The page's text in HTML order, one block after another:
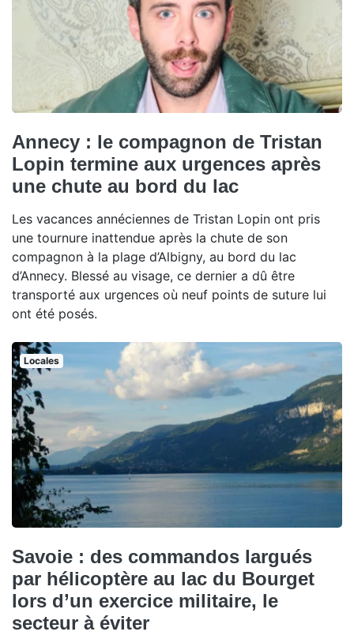
Annecy : le compagnon de Tristan
Lopin termine aux urgences après
une chute au bord du lac
Les vacances annéciennes de Tristan Lopin ont pris
une tournure inattendue après la chute de son
compagnon à la plage d’Albigny, au bord du lac
d’Annecy. Blessé au visage, ce dernier a dû être
transporté aux urgences où neuf points de suture lui
ont été posés.
Locales
Savoie : des commandos largués
par hélicoptère au lac du Bourget
lors d’un exercice militaire, le
secteur à éviter